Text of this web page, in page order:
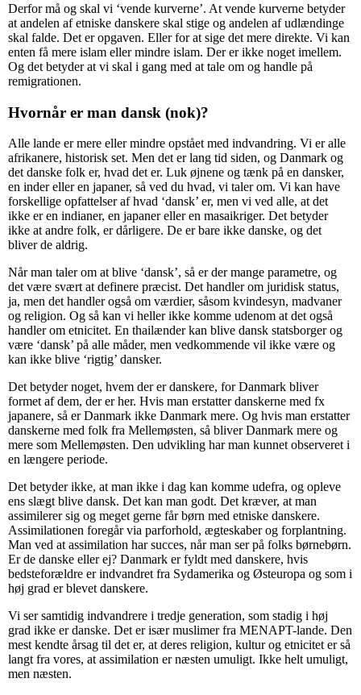
Derfor må og skal vi ‘vende kurverne’. At vende kurverne betyder
at andelen af etniske danskere skal stige og andelen af udlændinge
skal falde. Det er opgaven. Eller for at sige det mere direkte. Vi kan
enten få mere islam eller mindre islam. Der er ikke noget imellem.
Og det betyder at vi skal i gang med at tale om og handle på
remigrationen.
Hvornår er man dansk (nok)?
Alle lande er mere eller mindre opstået med indvandring. Vi er alle
afrikanere, historisk set. Men det er lang tid siden, og Danmark og
det danske folk er, hvad det er. Luk øjnene og tænk på en dansker,
en inder eller en japaner, så ved du hvad, vi taler om. Vi kan have
forskellige opfattelser af hvad ‘dansk’ er, men vi ved alle, at det
ikke er en indianer, en japaner eller en masaikriger. Det betyder
ikke at andre folk, er dårligere. De er bare ikke danske, og det
bliver de aldrig.
Når man taler om at blive ‘dansk’, så er der mange parametre, og
det være svært at definere præcist. Det handler om juridisk status,
ja, men det handler også om værdier, såsom kvindesyn, madvaner
og religion. Og så kan vi heller ikke komme udenom at det også
handler om etnicitet. En thailænder kan blive dansk statsborger og
være ‘dansk’ på alle måder, men vedkommende vil ikke være og
kan ikke blive ‘rigtig’ dansker.
Det betyder noget, hvem der er danskere, for Danmark bliver
formet af dem, der er her. Hvis man erstatter danskerne med fx
japanere, så er Danmark ikke Danmark mere. Og hvis man erstatter
danskerne med folk fra Mellemøsten, så bliver Danmark mere og
mere som Mellemøsten. Den udvikling har man kunnet observeret i
en længere periode.
Det betyder ikke, at man ikke i dag kan komme udefra, og opleve
ens slægt blive dansk. Det kan man godt. Det kræver, at man
assimilerer sig og meget gerne får børn med etniske danskere.
Assimilationen foregår via parforhold, ægteskaber og forplantning.
Man ved at assimilation har succes, når man ser på folks børnebørn.
Er de danske eller ej? Danmark er fyldt med danskere, hvis
bedsteforældre er indvandret fra Sydamerika og Østeuropa og som i
høj grad er blevet danskere.
Vi ser samtidig indvandrere i tredje generation, som stadig i høj
grad ikke er danske. Det er især muslimer fra MENAPT-lande. Den
mest kendte årsag til det er, at deres religion, kultur og etnicitet er så
langt fra vores, at assimilation er næsten umuligt. Ikke helt umuligt,
men næsten.